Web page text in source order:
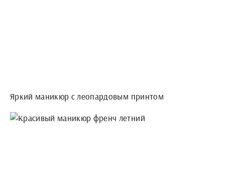
Яркий маникюр с леопардовым принтом